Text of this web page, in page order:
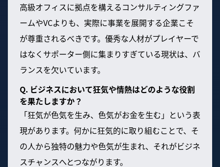
高級オフィスに拠点を構えるコンサルティングファ
ームやVCよりも、実際に事業を展開する企業こそ
が尊重されるべきです。優秀な人材がプレイヤーで
はなくサポーター側に集まりすぎている現状は、バ
ランスを欠いています。
Q. ビジネスにおいて狂気や情熱はどのような役割
を果たしますか？
「狂気が色気を生み、色気がお金を生む」という表
現があります。何かに狂気的に取り組むことで、そ
の人から独特の魅力や色気が生まれ、それがビジネ
スチャンスへとつながります。